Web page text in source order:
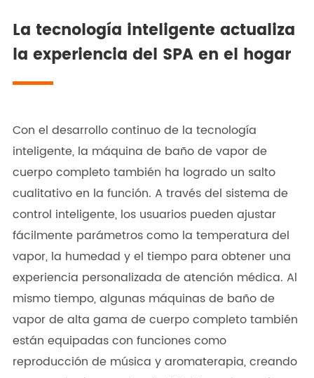
La tecnología inteligente actualiza
la experiencia del SPA en el hogar
Con el desarrollo continuo de la tecnología
inteligente, la máquina de baño de vapor de
cuerpo completo también ha logrado un salto
cualitativo en la función. A través del sistema de
control inteligente, los usuarios pueden ajustar
fácilmente parámetros como la temperatura del
vapor, la humedad y el tiempo para obtener una
experiencia personalizada de atención médica. Al
mismo tiempo, algunas máquinas de baño de
vapor de alta gama de cuerpo completo también
están equipadas con funciones como
reproducción de música y aromaterapia, creando